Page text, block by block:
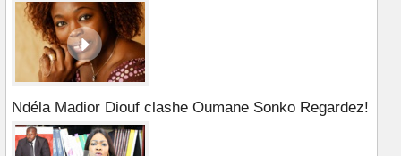
Ndéla Madior Diouf clashe Oumane Sonko Regardez!